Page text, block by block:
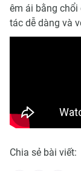
êm ái bằng
tác dễ dàng và
Chia sẻ bài viết: